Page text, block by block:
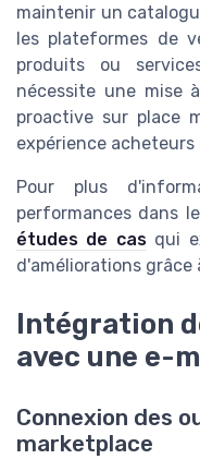
maintenir un
les plateformes de
produits ou
nécessite une mise
proactive sur place
expérience
Pour plus
performances dans
études de casqui
d'améliorations grâce
Intégration
avec une e-
Connexion des
marketplace